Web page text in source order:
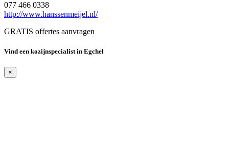
077 466 0338
http://www.hanssenmeijel.nl/
GRATIS offertes aanvragen
Vind een kozijnspecialist in Egchel
×